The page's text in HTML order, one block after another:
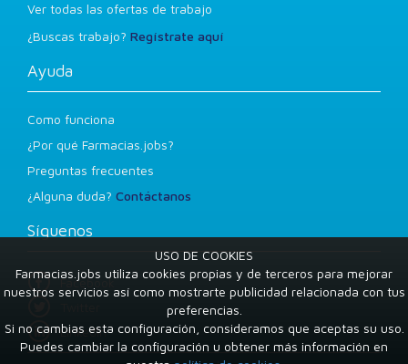
Ver todas las ofertas de trabajo
¿Buscas trabajo? Regístrate aquí
Ayuda
Como funciona
¿Por qué Farmacias.jobs?
Preguntas frecuentes
¿Alguna duda? Contáctanos
Síguenos
Facebook
LinkedIn
USO DE COOKIES
Farmacias.jobs utiliza cookies propias y de terceros para mejorar
nuestros servicios así como mostrarte publicidad relacionada con tus
preferencias.
Si no cambias esta configuración, consideramos que aceptas su uso.
Puedes cambiar la configuración u obtener más información en